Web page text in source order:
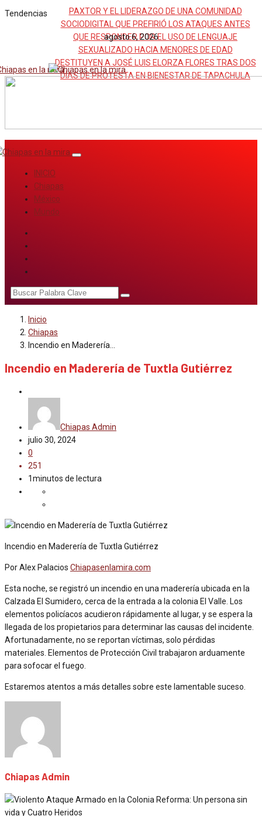
Tendencias
PAXTOR Y EL LIDERAZGO DE UNA COMUNIDAD
SOCIODIGITAL QUE PREFIRIÓ LOS ATAQUES ANTES
QUE RESPONDER POR EL USO DE LENGUAJE
SEXUALIZADO HACIA MENORES DE EDAD
DESTITUYEN A JOSÉ LUIS ELORZA FLORES TRAS DOS
DÍAS DE PROTESTA EN BIENESTAR DE TAPACHULA
agosto 6, 2026
INICIO
Chiapas
México
Mundo
Inicio
Chiapas
Incendio en Maderería…
Incendio en Maderería de Tuxtla Gutiérrez
Chiapas Admin
julio 30, 2024
0
251
1minutos de lectura
Incendio en Maderería de Tuxtla Gutiérrez
Por Alex Palacios Chiapasenlamira.com
Esta noche, se registró un incendio en una maderería ubicada en la
Calzada El Sumidero, cerca de la entrada a la colonia El Valle. Los
elementos policíacos acudieron rápidamente al lugar, y se espera la
llegada de los propietarios para determinar las causas del incidente.
Afortunadamente, no se reportan víctimas, solo pérdidas
materiales. Elementos de Protección Civil trabajaron arduamente
para sofocar el fuego.
Estaremos atentos a más detalles sobre este lamentable suceso.
Chiapas Admin